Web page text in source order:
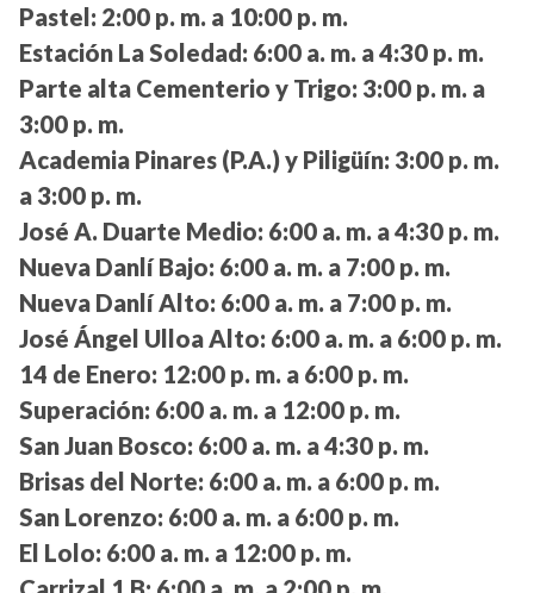
Pastel: 2:00 p. m. a 10:00 p. m.
Estación La Soledad: 6:00 a. m. a 4:30 p. m.
Parte alta Cementerio y Trigo: 3:00 p. m. a
3:00 p. m.
Academia Pinares (P.A.) y Piligüín: 3:00 p. m.
a 3:00 p. m.
José A. Duarte Medio: 6:00 a. m. a 4:30 p. m.
Nueva Danlí Bajo: 6:00 a. m. a 7:00 p. m.
Nueva Danlí Alto: 6:00 a. m. a 7:00 p. m.
José Ángel Ulloa Alto: 6:00 a. m. a 6:00 p. m.
14 de Enero: 12:00 p. m. a 6:00 p. m.
Superación: 6:00 a. m. a 12:00 p. m.
San Juan Bosco: 6:00 a. m. a 4:30 p. m.
Brisas del Norte: 6:00 a. m. a 6:00 p. m.
San Lorenzo: 6:00 a. m. a 6:00 p. m.
El Lolo: 6:00 a. m. a 12:00 p. m.